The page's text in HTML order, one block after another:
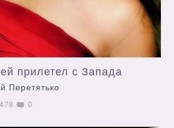
прилетел с Запада
Перетятько
0